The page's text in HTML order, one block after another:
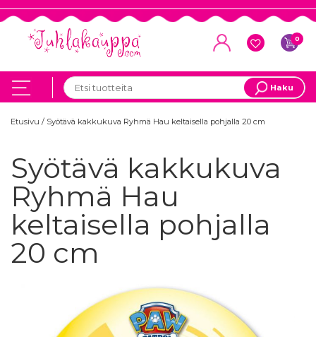
0
Haku
Etusivu / Syötävä kakkukuva Ryhmä Hau keltaisella pohjalla 20 cm
Syötävä kakkukuva
Ryhmä Hau
keltaisella pohjalla
20 cm